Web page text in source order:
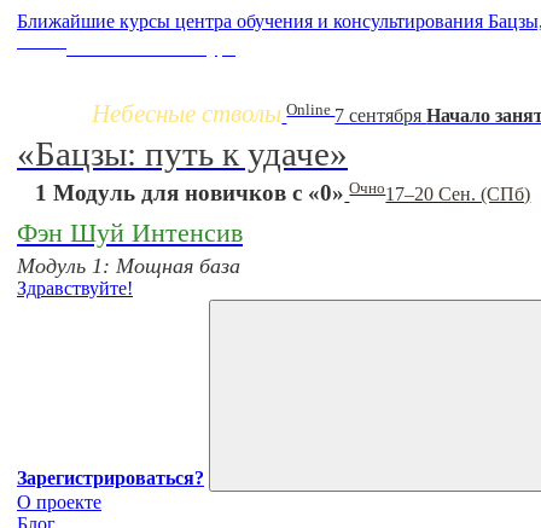
Ближайшие курсы центра обучения и консультирования
Небесные стволы Online 7 сентябряНачало
«Бацзы: путь к удаче»
1 Модуль для новичков с «0» Очно17–20 Сен. (СПб)
Фэн Шуй Интенсив
Модуль 1: Мощная база
Здравствуйте!
Зарегистрироваться?
О проекте
Блог